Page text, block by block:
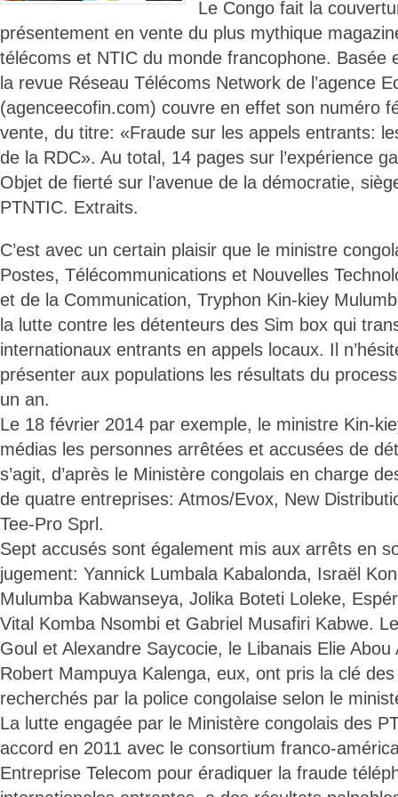
Le Congo fait la
présentement en vente du plus mythique
télécoms et NTIC du monde francophone. Basée
la revue Réseau Télécoms Network de l’agence
(agenceecofin.com) couvre en effet son numéro
vente, du titre: «Fraude sur les appels entrants:
de la RDC». Au total, 14 pages sur l’expérience
Objet de fierté sur l’avenue de la démocratie,
PTNTIC. Extraits.
C’est avec un certain plaisir que le ministre
Postes, Télécommunications et Nouvelles
et de la Communication, Tryphon Kin-kiey
la lutte contre les détenteurs des Sim box qui
internationaux entrants en appels locaux. Il
présenter aux populations les résultats du
un an.
Le 18 février 2014 par exemple, le ministre Kin-
médias les personnes arrêtées et accusées de
s’agit, d’après le Ministère congolais en charge
de quatre entreprises: Atmos/Evox, New
Tee-Pro Sprl.
Sept accusés sont également mis aux arrêts en
jugement: Yannick Lumbala Kabalonda, Israël
Mulumba Kabwanseya, Jolika Boteti Loleke,
Vital Komba Nsombi et Gabriel Musafiri Kabwe.
Goul et Alexandre Saycocie, le Libanais Elie
Robert Mampuya Kalenga, eux, ont pris la clé
recherchés par la police congolaise selon le
La lutte engagée par le Ministère congolais des
accord en 2011 avec le consortium franco-
Entreprise Telecom pour éradiquer la fraude